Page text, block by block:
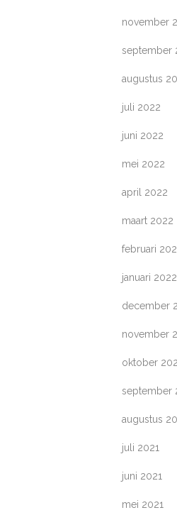
november
september
augustus
juli 2022
juni 2022
mei 2022
april 2022
maart 2022
februari
januari 2022
december
november
oktober
september
augustus
juli 2021
juni 2021
mei 2021